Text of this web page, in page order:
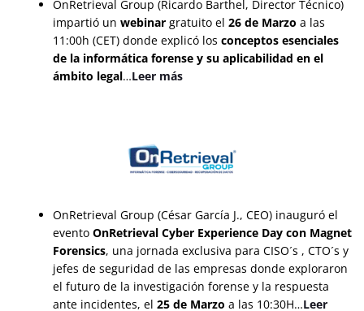
OnRetrieval Group (Ricardo Barthel, Director Técnico)
impartió un webinar gratuito el 26 de Marzo a las
11:00h (CET) donde explicó los conceptos esenciales
de la informática forense y su aplicabilidad en el
ámbito legal…Leer más
OnRetrieval Group (César García J., CEO) inauguró el
evento OnRetrieval Cyber Experience Day con Magnet
Forensics, una jornada exclusiva para CISO´s , CTO´s y
jefes de seguridad de las empresas donde exploraron
el futuro de la investigación forense y la respuesta
ante incidentes, el 25 de Marzo a las 10:30H…Leer